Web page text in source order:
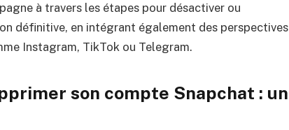
à travers les étapes pour désactiver ou
définitive, en intégrant également des perspectives
Instagram, TikTok ou Telegram.
son compte Snapchat : un